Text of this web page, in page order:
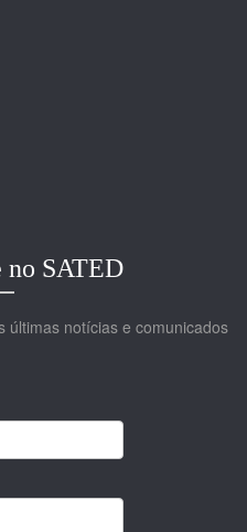
no SATED
últimas notícias e comunicados